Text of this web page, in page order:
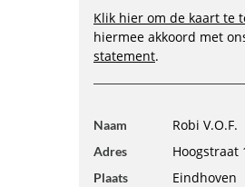
Klik hier om de kaart te
hiermee akkoord met
statement.
Naam Robi V.O.F.
Adres Hoogstraat
Plaats Eindhoven